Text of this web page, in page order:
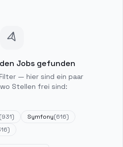
Jobs gefunden
— hier sind ein paar
Stellen frei sind:
(931) Symfony(616)
)